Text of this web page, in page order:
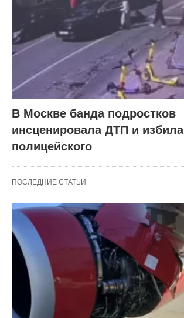
В Москве банда подростков
инсценировала ДТП и избила
полицейского
ПОСЛЕДНИЕ СТАТЬИ